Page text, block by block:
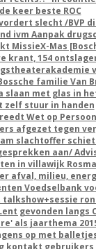
keer beste ROC
slecht /BVP
ivm Aanpak
MissieX-Mas
krant, 154
familie
slaan met glas in
zelf stuur in handen
Wet op
afgezet tegen
slachtoffer
aan/
in villawijk
afval, milieu,
Voedselbank
gevonden
als jaarthema
op met
kontakt